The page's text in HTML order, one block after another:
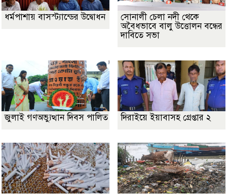
ধর্মপাশায় বাসস্ট্যান্ডের উদ্বোধন
সোনালী চেলা নদী থেকে
অবৈধভাবে বালু উত্তোলন বন্ধের
দাবিতে সভা
জুলাই গণঅভ্যুত্থান দিবস পালিত দিরাইয়ে ইয়াবাসহ গ্রেপ্তার ২